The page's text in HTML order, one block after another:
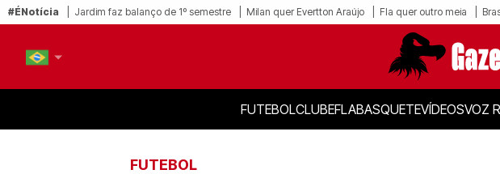
#ÉNotícia Jardim faz balanço de 1º semestre Milan quer Evertton Araújo Fla quer outro meia
FUTEBOLCLUBEFLABASQUETEVÍDEOSVOZ
FUTEBOL